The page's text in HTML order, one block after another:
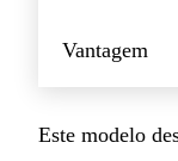
Vantagem
Este modelo